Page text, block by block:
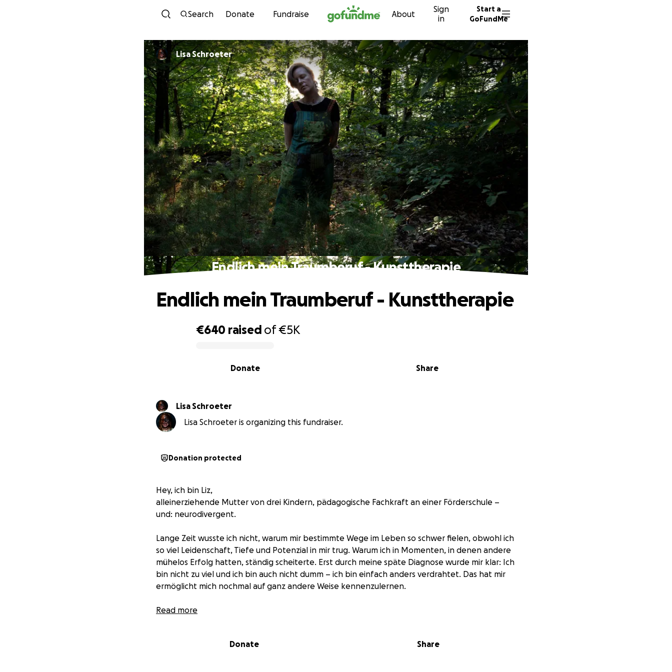
Skip to content
Search Donate Fundraise About
Sign
in
Start a
GoFundMe
Lisa Schroeter
Endlich mein Traumberuf - Kunsttherapie
€640 raised of€5K
Share
Donate
Endlich mein Traumberuf - Kunsttherapie
Lisa Schroeter
Lisa Schroeter is organizing this fundraiser.
Donation protected
Hey, ich bin Liz,
alleinerziehende Mutter von drei Kindern, pädagogische Fachkraft an einer Förderschule –
und: neurodivergent.
Lange Zeit wusste ich nicht, warum mir bestimmte Wege im Leben so schwer fielen, obwohl ich
so viel Leidenschaft, Tiefe und Potenzial in mir trug. Warum ich in Momenten, in denen andere
mühelos Erfolg hatten, ständig scheiterte. Erst durch meine späte Diagnose wurde mir klar: Ich
bin nicht zu viel und ich bin auch nicht dumm – ich bin einfach anders verdrahtet. Das hat mir
ermöglicht mich nochmal auf ganz andere Weise kennenzulernen.
Meine Kreativität ist meine Superkraft, die mich gerettet hat. Und diese Erfahrungen und
Read more
Donate Share